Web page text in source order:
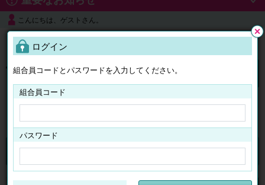
こんにちは、ゲストさん。
よくある質問
ログイン
チケット マイページ
ログイン
組合員コードとパスワードを入力してください。
組合員コード
パスワード